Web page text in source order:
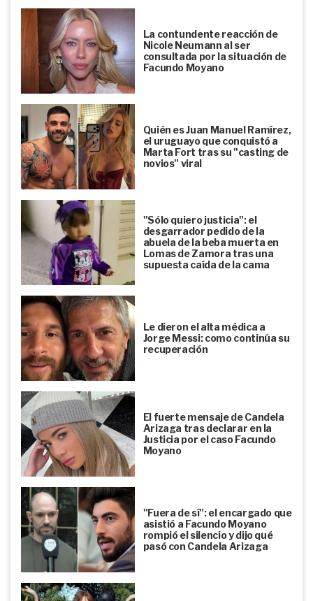
La contundente reacción de
Nicole Neumann al ser
consultada por la situación de
Facundo Moyano
Quién es Juan Manuel Ramírez,
el uruguayo que conquistó a
Marta Fort tras su "casting de
novios" viral
"Sólo quiero justicia": el
desgarrador pedido de la
abuela de la beba muerta en
Lomas de Zamora tras una
supuesta caída de la cama
Le dieron el alta médica a
Jorge Messi: como continúa su
recuperación
El fuerte mensaje de Candela
Arizaga tras declarar en la
Justicia por el caso Facundo
Moyano
"Fuera de sí": el encargado que
asistió a Facundo Moyano
rompió el silencio y dijo qué
pasó con Candela Arizaga